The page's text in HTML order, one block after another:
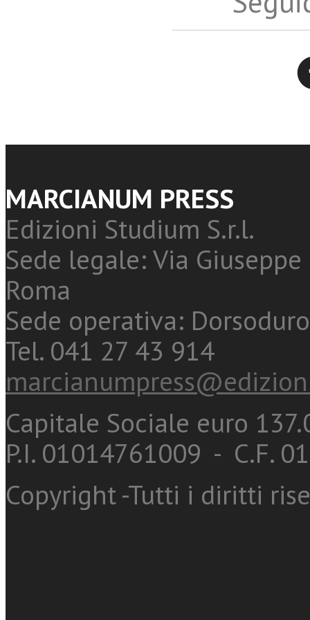
MARCIANUM PRESS
Edizioni Studium S.r.l.
Sede legale: Via
Roma
Sede operativa:
Tel. 041 27 43 914
Capitale Sociale euro
P.I. 01014761009 - C.F.
Copyright -Tutti i diritti